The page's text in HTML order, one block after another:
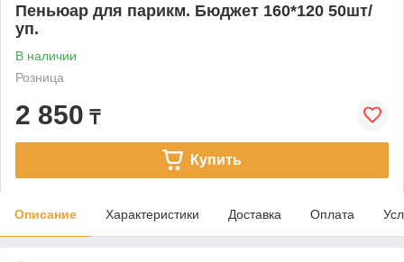
Пеньюар для парикм. Бюджет 160*120 50шт/
уп.
В наличии
Розница
2 850 ₸
Купить
Описание Характеристики Доставка Оплата